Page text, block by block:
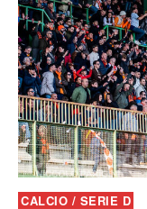
CALCIO / SERIE D